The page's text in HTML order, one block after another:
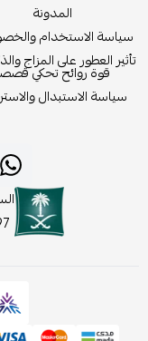
المدونة
سياسة الاستخدام
تأثير العطور على المزاج
قوة روائح تحكي
سياسة الاستبدال